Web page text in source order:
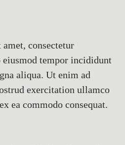
consectetur
tempor incididunt
aliqua. Ut enim ad
exercitation ullamco
ea commodo consequat.